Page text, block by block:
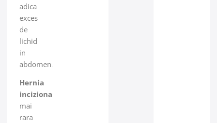
adica
exces
de
lichid
in
abdomen.
Hernia
incizionala
mai
rara